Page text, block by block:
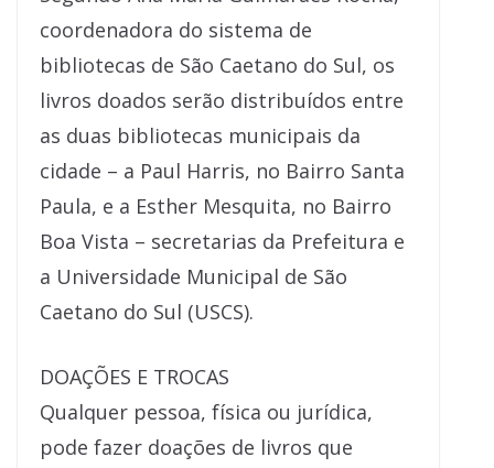
coordenadora do sistema de
bibliotecas de São Caetano do Sul, os
livros doados serão distribuídos entre
as duas bibliotecas municipais da
cidade – a Paul Harris, no Bairro Santa
Paula, e a Esther Mesquita, no Bairro
Boa Vista – secretarias da Prefeitura e
a Universidade Municipal de São
Caetano do Sul (USCS).
DOAÇÕES E TROCAS
Qualquer pessoa, física ou jurídica,
pode fazer doações de livros que